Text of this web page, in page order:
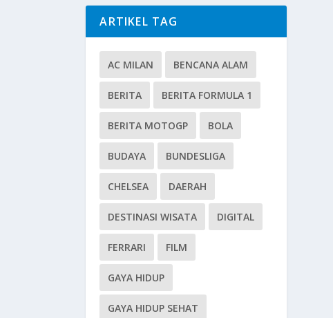
ARTIKEL TAG
AC MILAN BENCANA ALAM
BERITA BERITA FORMULA 1
BERITA MOTOGP BOLA
BUDAYA BUNDESLIGA
CHELSEA DAERAH
DESTINASI WISATA DIGITAL
FERRARI FILM
GAYA HIDUP
GAYA HIDUP SEHAT